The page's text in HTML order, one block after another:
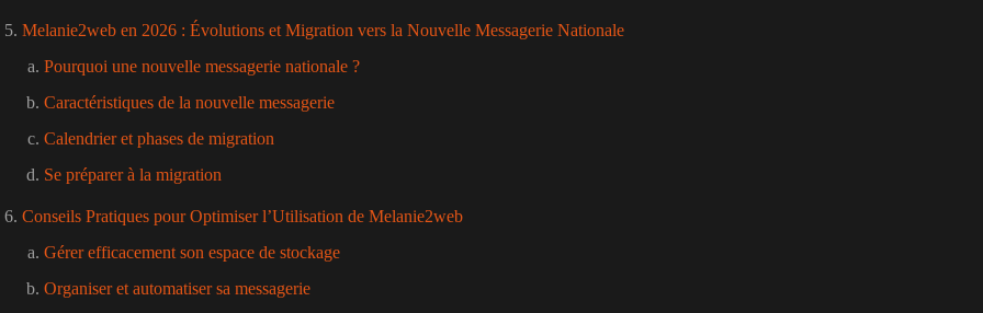
Melanie2web en 2026 : Évolutions et Migration vers la Nouvelle Messagerie Nationale
Pourquoi une nouvelle messagerie nationale ?
Caractéristiques de la nouvelle messagerie
Calendrier et phases de migration
Se préparer à la migration
Conseils Pratiques pour Optimiser l’Utilisation de Melanie2web
Gérer efficacement son espace de stockage
Organiser et automatiser sa messagerie